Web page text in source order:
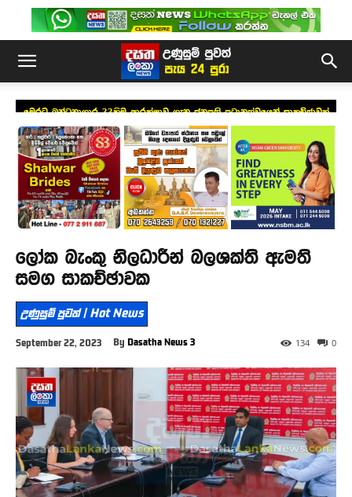
මෙරට බන්ධනාගාර 33හිම ආරක්ෂාව ගැන ජනපති ප්‍රධානත්වයෙන් සාකච්ඡාවක්
ලෝක බැංකු නිලධාරීන් බලශක්ති ඇමති
සමග සාකච්ඡාවක
උණුසුම් පුවත් | Hot News
September 22, 2023 By Dasatha News 3 0
134